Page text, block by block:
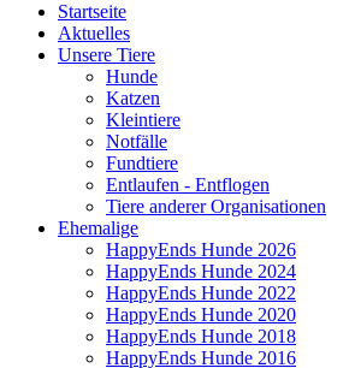
Startseite
Aktuelles
Unsere Tiere
Hunde
Katzen
Kleintiere
Notfälle
Fundtiere
Entlaufen - Entflogen
Tiere anderer Organisationen
Ehemalige
HappyEnds Hunde 2026
HappyEnds Hunde 2024
HappyEnds Hunde 2022
HappyEnds Hunde 2020
HappyEnds Hunde 2018
HappyEnds Hunde 2016